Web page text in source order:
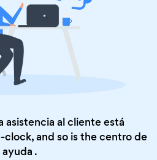
asistencia al cliente está
and so is thecentro de
ayuda .